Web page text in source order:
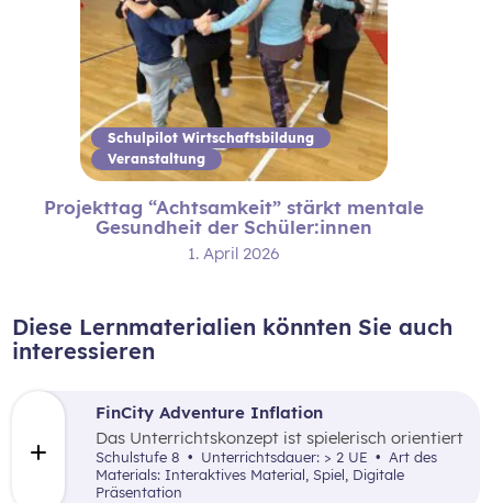
Schulpilot Wirtschaftsbildung
Veranstaltung
Projekttag “Achtsamkeit” stärkt mentale
Gesundheit der Schüler:innen
1. April 2026
Diese Lernmaterialien könnten Sie auch
interessieren
FinCity Adventure Inflation
Das Unterrichtskonzept ist spielerisch orientiert
und vermittelt den Schüler:innen wichtiges
Grundlagenwissen zur Inflation und wie sich
diese im alltäglichen Leben zeigt.
Schulstufe 8 Unterrichtsdauer: > 2 UE
Materials: Interaktives Material, Spiel, Digitale
Präsentation